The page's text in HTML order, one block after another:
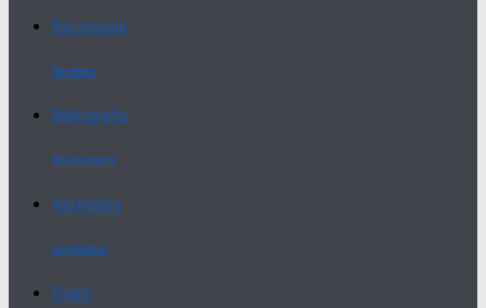
Recensioni
Reviews
Bibliografia
Bibliography
Normativa
Legislation
Eventi